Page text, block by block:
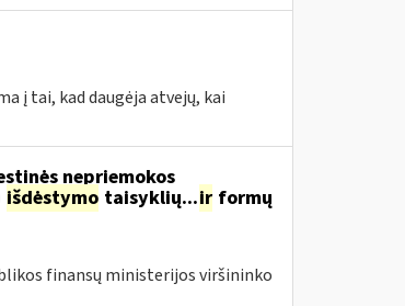
į tai, kad daugėja atvejų, kai
nepriemokos
išdėstymo taisyklių...irformų
finansų ministerijos viršininko